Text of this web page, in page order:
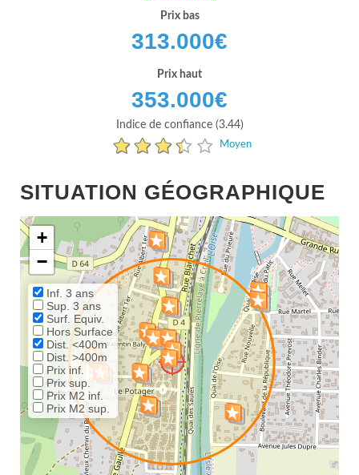
Prix bas
313.000€
Prix haut
353.000€
Indice de confiance (3.44)
Moyen
SITUATION GÉOGRAPHIQUE
+
−
Inf. 3 ans
Sup. 3 ans
Surf. Equiv.
Hors Surface
Dist. <400m
Dist. >400m
Prix inf.
Prix sup.
Prix M2 inf.
Prix M2 sup.